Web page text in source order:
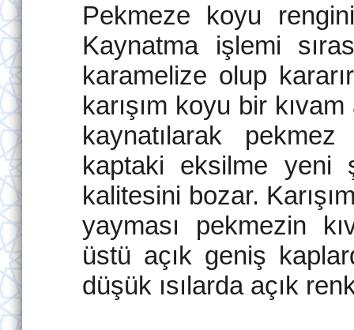
Pekmeze koyu
Kaynatma işlemi
karamelize olup
karışım koyu bir
kaynatılarak pekmez
kaptaki eksilme yeni
kalitesini bozar.
yayması pekmezin
üstü açık geniş
düşük ısılarda açık